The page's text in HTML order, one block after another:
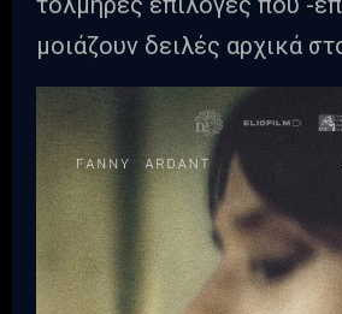
μοιάζουν δειλές αρχικά